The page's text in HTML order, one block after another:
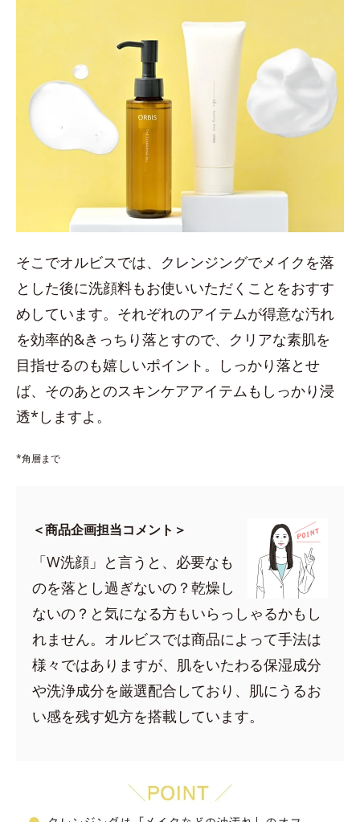
そこでオルビスでは、クレンジングでメイクを落
とした後に洗顔料もお使いいただくことをおすす
めしています。それぞれのアイテムが得意な汚れ
を効率的&きっちり落とすので、クリアな素肌を
目指せるのも嬉しいポイント。しっかり落とせ
ば、そのあとのスキンケアアイテムもしっかり浸
透*しますよ。
*角層まで
＜商品企画担当コメント＞
「W洗顔」と言うと、必要なも
のを落とし過ぎないの？乾燥し
ないの？と気になる方もいらっしゃるかもし
れません。オルビスでは商品によって手法は
様々ではありますが、肌をいたわる保湿成分
や洗浄成分を厳選配合しており、肌にうるお
い感を残す処方を搭載しています。